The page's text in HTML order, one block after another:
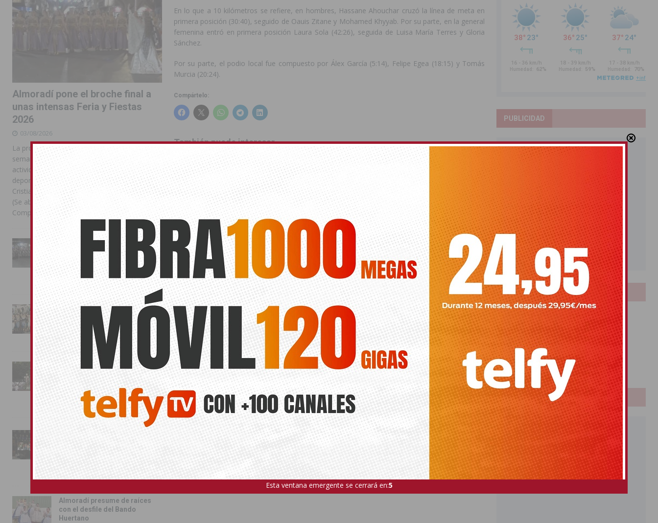
En lo que a 10 kilómetros se refiere, en hombres, Hassane Ahouchar cruzó la línea de meta en
primera posición (30:40), seguido de Oauis Zitane y Mohamed Khyyab. Por su parte, en la general
femenina entró en primera posición Laura Sola (42:26), seguida de Luisa María Terres y Gloria
Sánchez.
Por su parte, el podio local fue compuesto por Álex García (5:14), Felipe Egea (18:15) y Tomás
Murcia (20:24).
Compártelo:
También puede interesar
No related posts.
CARRERA POPULAR CROSS
ANTERIOR
La comarca debate sobre su futuro
Guardamar acoge un curso sobre
nuevos materiales para la
rehabilitación y la construcción
Almoradí pone el broche final a
unas intensas Feria y Fiestas
2026
03/08/2026
La programación reunió durante más de una
semana actos institucionales, conciertos,
actividades familiares, competiciones
deportivas y las celebraciones de Moros y
Cristianos Compártelo: Comparte en Facebook
(Se abre en una ventana nueva) Facebook
Compartir en
La Entrada Cristiana llena de
esplendor las calles de
Almoradí en una multitudinaria
jornada festera
02/08/2026
La magia de la Entrada Mora
conquista las calles de
Almoradí
01/08/2026
La fiesta se adueña de
Almoradí con la presentación
de los cargos festeros y la
toma del castillo
31/07/2026
Pilar de la Horadada
conmemora con emoción el
40º aniversario de su
independencia como municipio
31/07/2026
Almoradí presume de raíces
con el desfile del Bando
Huertano
PUBLICIDAD
LOTERIAS
Bonoloto
Primitiva
El Gordo
Euromillones
Loteria
Once
PUBLICIDAD
Esta ventana emergente se cerrará en:4